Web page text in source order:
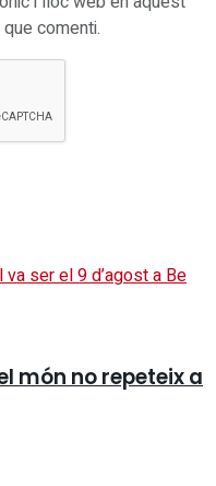
comenti.
món no repeteix a